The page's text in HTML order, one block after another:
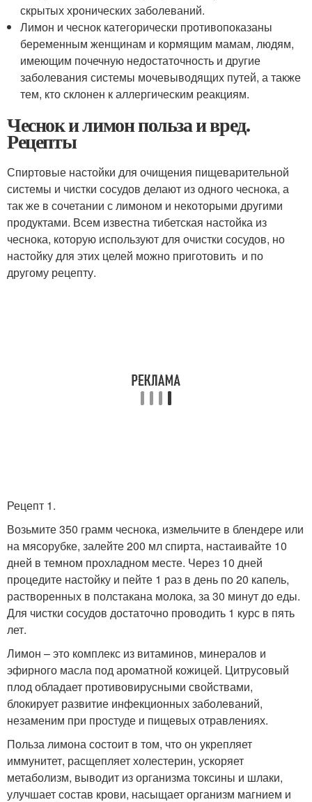
скрытых хронических заболеваний.
Лимон и чеснок категорически противопоказаны
беременным женщинам и кормящим мамам, людям,
имеющим почечную недостаточность и другие
заболевания системы мочевыводящих путей, а также
тем, кто склонен к аллергическим реакциям.
Чеснок и лимон польза и вред.
Рецепты
Спиртовые настойки для очищения пищеварительной
системы и чистки сосудов делают из одного чеснока, а
так же в сочетании с лимоном и некоторыми другими
продуктами. Всем известна тибетская настойка из
чеснока, которую используют для очистки сосудов, но
настойку для этих целей можно приготовить и по
другому рецепту.
Рецепт 1.
Возьмите 350 грамм чеснока, измельчите в блендере или
на мясорубке, залейте 200 мл спирта, настаивайте 10
дней в темном прохладном месте. Через 10 дней
процедите настойку и пейте 1 раз в день по 20 капель,
растворенных в полстакана молока, за 30 минут до еды.
Для чистки сосудов достаточно проводить 1 курс в пять
лет.
Лимон – это комплекс из витаминов, минералов и
эфирного масла под ароматной кожицей. Цитрусовый
плод обладает противовирусными свойствами,
блокирует развитие инфекционных заболеваний,
незаменим при простуде и пищевых отравлениях.
Польза лимона состоит в том, что он укрепляет
иммунитет, расщепляет холестерин, ускоряет
метаболизм, выводит из организма токсины и шлаки,
улучшает состав крови, насыщает организм магнием и